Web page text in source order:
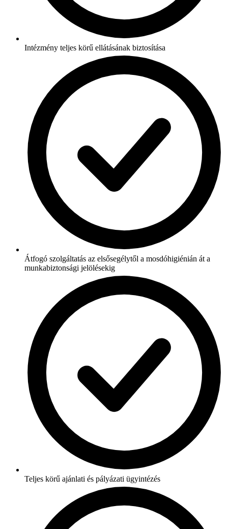
Intézmény teljes körű ellátásának biztosítása
Átfogó szolgáltatás az elsősegélytől a mosdóhigiénián át a
munkabiztonsági jelölésekig
Teljes körű ajánlati és pályázati ügyintézés